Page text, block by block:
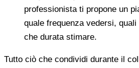
professionista ti propone un
quale frequenza vedersi,
che durata stimare.
Tutto ciò che condividi durante il